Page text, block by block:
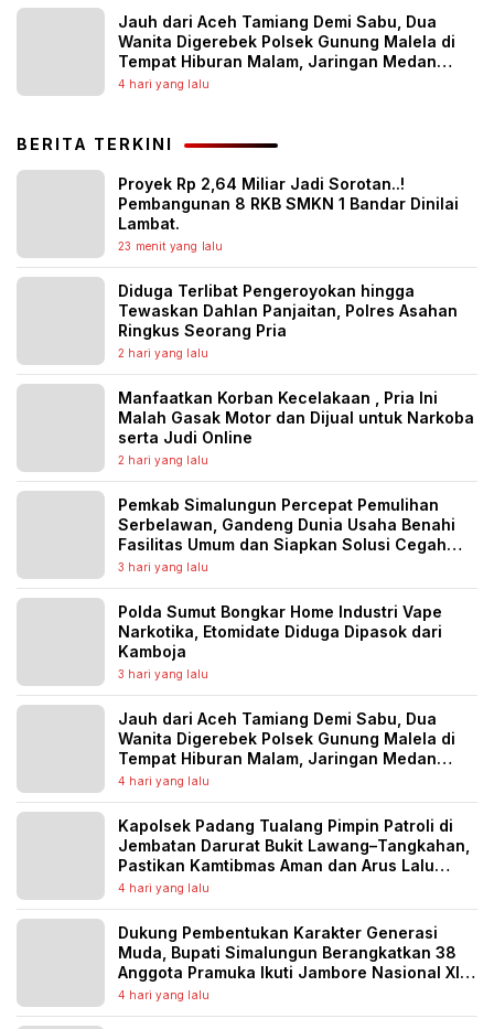
Jauh dari Aceh Tamiang Demi Sabu, Dua
Wanita Digerebek Polsek Gunung Malela di
Tempat Hiburan Malam, Jaringan Medan
Diburu
4 hari yang lalu
BERITA TERKINI
Proyek Rp 2,64 Miliar Jadi Sorotan..!
Pembangunan 8 RKB SMKN 1 Bandar Dinilai
Lambat.
23 menit yang lalu
Diduga Terlibat Pengeroyokan hingga
Tewaskan Dahlan Panjaitan, Polres Asahan
Ringkus Seorang Pria
2 hari yang lalu
Manfaatkan Korban Kecelakaan , Pria Ini
Malah Gasak Motor dan Dijual untuk Narkoba
serta Judi Online
2 hari yang lalu
Pemkab Simalungun Percepat Pemulihan
Serbelawan, Gandeng Dunia Usaha Benahi
Fasilitas Umum dan Siapkan Solusi Cegah
Banjir Berulang
3 hari yang lalu
Polda Sumut Bongkar Home Industri Vape
Narkotika, Etomidate Diduga Dipasok dari
Kamboja
3 hari yang lalu
Jauh dari Aceh Tamiang Demi Sabu, Dua
Wanita Digerebek Polsek Gunung Malela di
Tempat Hiburan Malam, Jaringan Medan
Diburu
4 hari yang lalu
Kapolsek Padang Tualang Pimpin Patroli di
Jembatan Darurat Bukit Lawang–Tangkahan,
Pastikan Kamtibmas Aman dan Arus Lalu
Lintas Lancar
4 hari yang lalu
Dukung Pembentukan Karakter Generasi
Muda, Bupati Simalungun Berangkatkan 38
Anggota Pramuka Ikuti Jambore Nasional XII
Tahun 2026
4 hari yang lalu